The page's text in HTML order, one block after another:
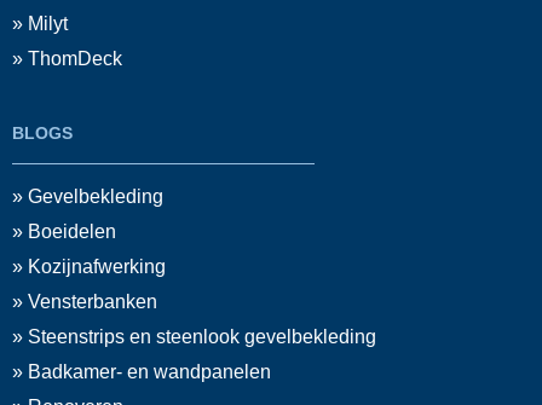
» Milyt
» ThomDeck
BLOGS
» Gevelbekleding
» Boeidelen
» Kozijnafwerking
» Vensterbanken
» Steenstrips en steenlook gevelbekleding
» Badkamer- en wandpanelen